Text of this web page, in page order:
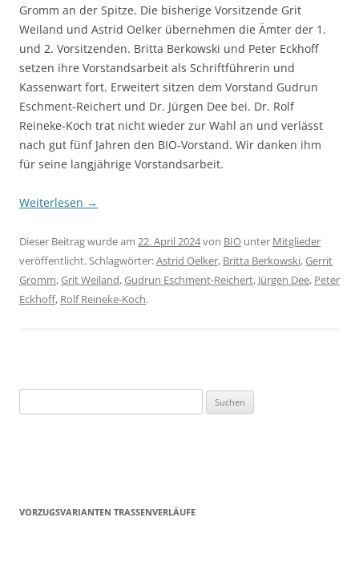
Gromm an der Spitze. Die bisherige Vorsitzende Grit
Weiland und Astrid Oelker übernehmen die Ämter der 1.
und 2. Vorsitzenden. Britta Berkowski und Peter Eckhoff
setzen ihre Vorstandsarbeit als Schriftführerin und
Kassenwart fort. Erweitert sitzen dem Vorstand Gudrun
Eschment-Reichert und Dr. Jürgen Dee bei. Dr. Rolf
Reineke-Koch trat nicht wieder zur Wahl an und verlässt
nach gut fünf Jahren den BIO-Vorstand. Wir danken ihm
für seine langjährige Vorstandsarbeit.
Weiterlesen →
Dieser Beitrag wurde am 22. April 2024von BIO unter Mitglieder
veröffentlicht. Schlagwörter:Astrid Oelker, Britta Berkowski,Gerrit
Gromm,Grit Weiland,Gudrun Eschment-Reichert, Jürgen Dee, Peter
Eckhoff, Rolf Reineke-Koch.
nach:
VORZUGSVARIANTEN TRASSENVERLÄUFE